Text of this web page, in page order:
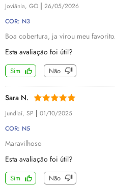
Joviânia, GO | 26/05/2026
COR: N3
Boa cobertura, ja virou meu favorito.
Esta avaliação foi útil?
Sim Não
Sara N.
Jundiaí, SP | 01/10/2025
COR: N5
Maravilhoso
Esta avaliação foi útil?
Sim Não